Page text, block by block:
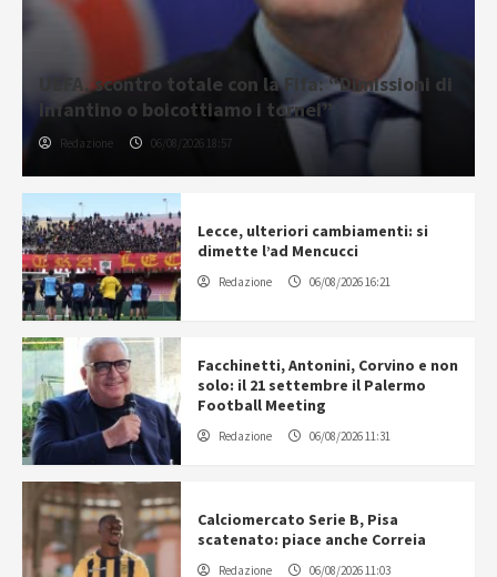
UEFA, scontro totale con la Fifa: “Dimissioni di
Infantino o boicottiamo i tornei”
Redazione 06/08/2026 18:57
Lecce, ulteriori cambiamenti: si
dimette l’ad Mencucci
Redazione 06/08/2026 16:21
Facchinetti, Antonini, Corvino e non
solo: il 21 settembre il Palermo
Football Meeting
Redazione 06/08/2026 11:31
Calciomercato Serie B, Pisa
scatenato: piace anche Correia
Redazione 06/08/2026 11:03